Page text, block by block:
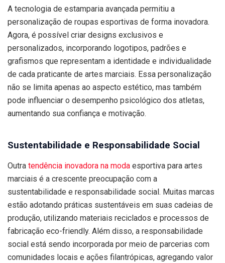
A tecnologia de estamparia avançada permitiu a
personalização de roupas esportivas de forma inovadora.
Agora, é possível criar designs exclusivos e
personalizados, incorporando logotipos, padrões e
grafismos que representam a identidade e individualidade
de cada praticante de artes marciais. Essa personalização
não se limita apenas ao aspecto estético, mas também
pode influenciar o desempenho psicológico dos atletas,
aumentando sua confiança e motivação.
Sustentabilidade e Responsabilidade Social
Outra tendência inovadora na moda esportiva para artes
marciais é a crescente preocupação com a
sustentabilidade e responsabilidade social. Muitas marcas
estão adotando práticas sustentáveis em suas cadeias de
produção, utilizando materiais reciclados e processos de
fabricação eco-friendly. Além disso, a responsabilidade
social está sendo incorporada por meio de parcerias com
comunidades locais e ações filantrópicas, agregando valor